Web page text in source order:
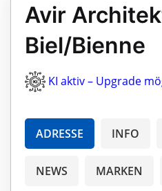
Avir
Biel/Bienne
KI aktiv – Upgrade
ADRESSE INFO
NEWS MARKEN